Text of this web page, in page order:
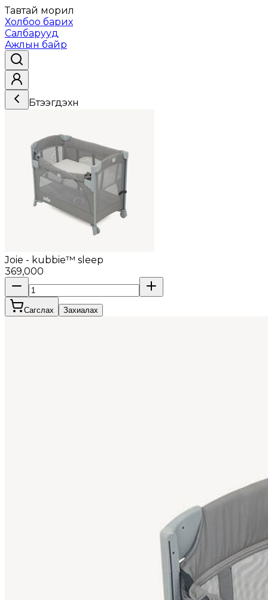
Тавтай морил
Холбоо барих
Салбарууд
Ажлын байр
Бүтээгдэхүүн
Joie - kubbie™ sleep
369,000
Сагслах Захиалах